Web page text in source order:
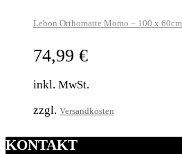
Lebon Orthomatte Momo – 100 x 60cm
74,99 €
inkl. MwSt.
zzgl. Versandkosten
KONTAKT